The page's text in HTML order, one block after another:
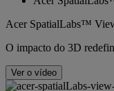
Acer SpatialLabs™
O impacto do 3D
Ver o vídeo